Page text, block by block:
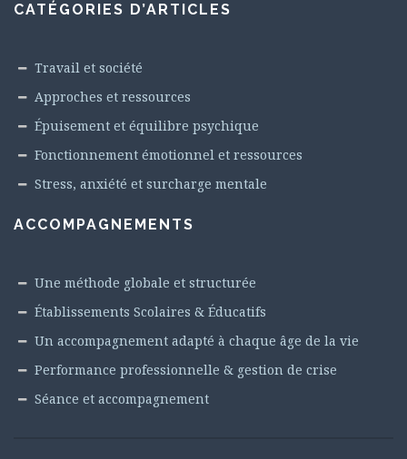
CATÉGORIES D’ARTICLES
Travail et société
Approches et ressources
Épuisement et équilibre psychique
Fonctionnement émotionnel et ressources
Stress, anxiété et surcharge mentale
ACCOMPAGNEMENTS
Une méthode globale et structurée
Établissements Scolaires & Éducatifs
Un accompagnement adapté à chaque âge de la vie
Performance professionnelle & gestion de crise
Séance et accompagnement